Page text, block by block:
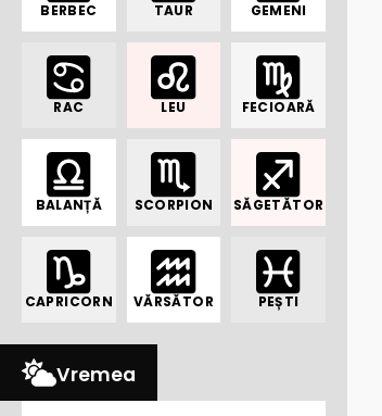
BERBEC TAUR GEMENI
RAC LEU FECIOARĂ
BALANȚĂ SCORPION SĂGETĂTOR
CAPRICORN VĂRSĂTOR PEȘTI
Vremea